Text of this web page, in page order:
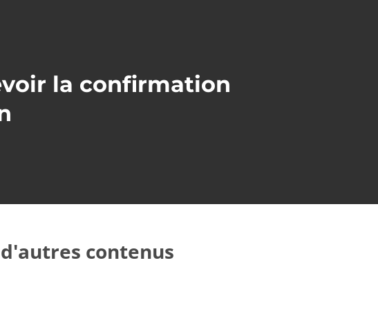
la confirmation
contenus